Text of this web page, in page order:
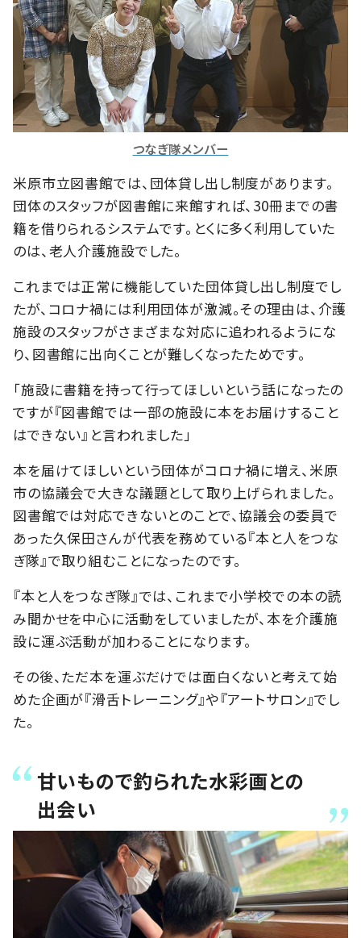
つなぎ隊メンバー
米原市立図書館では、団体貸し出し制度があります。
団体のスタッフが図書館に来館すれば、30冊までの書
籍を借りられるシステムです。とくに多く利用していた
のは、老人介護施設でした。
これまでは正常に機能していた団体貸し出し制度でし
たが、コロナ禍には利用団体が激減。その理由は、介護
施設のスタッフがさまざまな対応に追われるようにな
り、図書館に出向くことが難しくなったためです。
「施設に書籍を持って行ってほしいという話になったの
ですが『図書館では一部の施設に本をお届けすること
はできない』と言われました」
本を届けてほしいという団体がコロナ禍に増え、米原
市の協議会で大きな議題として取り上げられました。
図書館では対応できないとのことで、協議会の委員で
あった久保田さんが代表を務めている『本と人をつな
ぎ隊』で取り組むことになったのです。
『本と人をつなぎ隊』では、これまで小学校での本の読
み聞かせを中心に活動をしていましたが、本を介護施
設に運ぶ活動が加わることになります。
その後、ただ本を運ぶだけでは面白くないと考えて始
めた企画が『滑舌トレーニング』や『アートサロン』でし
た。
甘いもので釣られた水彩画との
出会い